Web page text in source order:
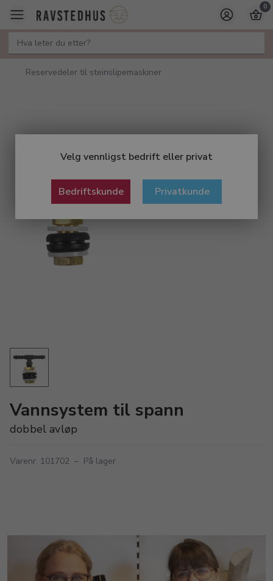
Velg vennligst bedrift eller privat
Bedriftskunde Privatkunde
0
Reservedeler til steinslipemaskiner
Vannsystem til spann
dobbel avløp
Varenr. 101702 – På lager